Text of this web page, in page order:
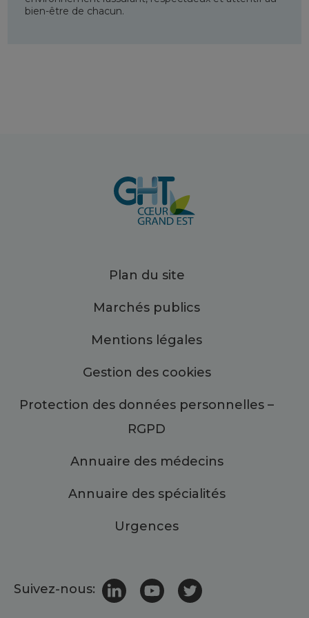
bien-être de chacun.
Plan du site
Marchés publics
Mentions légales
Gestion des cookies
Protection des données personnelles –
RGPD
Annuaire des médecins
Annuaire des spécialités
Urgences
Suivez-nous: